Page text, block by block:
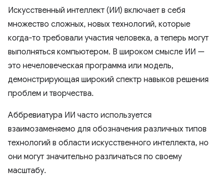
Искусственный интеллект (ИИ) включает в себя
множество сложных, новых технологий, которые
когда-то требовали участия человека, а теперь могут
выполняться компьютером. В широком смысле ИИ —
это нечеловеческая программа или модель,
демонстрирующая широкий спектр навыков решения
проблем и творчества.
Аббревиатура ИИ часто используется
взаимозаменяемо для обозначения различных типов
технологий в области искусственного интеллекта, но
они могут значительно различаться по своему
масштабу.